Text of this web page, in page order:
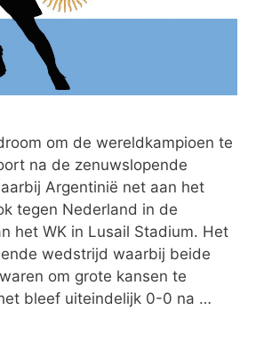
om de wereldkampioen te
na de zenuwslopende
Argentinië net aan het
tegen Nederland in de
het WK in Lusail Stadium. Het
wedstrijd waarbij beide
om grote kansen te
bleef uiteindelijk 0-0 na …